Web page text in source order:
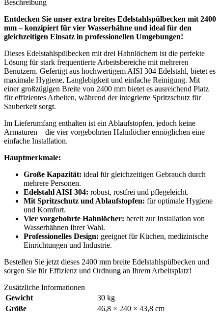
Beschreibung
Entdecken Sie unser extra breites Edelstahlspülbecken mit 2400
mm – konzipiert für vier Wasserhähne und ideal für den
gleichzeitigen Einsatz in professionellen Umgebungen!
Dieses Edelstahlspülbecken mit drei Hahnlöchern ist die perfekte
Lösung für stark frequentierte Arbeitsbereiche mit mehreren
Benutzern. Gefertigt aus hochwertigem AISI 304 Edelstahl, bietet es
maximale Hygiene, Langlebigkeit und einfache Reinigung. Mit
einer großzügigen Breite von 2400 mm bietet es ausreichend Platz
für effizientes Arbeiten, während der integrierte Spritzschutz für
Sauberkeit sorgt.
Im Lieferumfang enthalten ist ein Ablaufstopfen, jedoch keine
Armaturen – die vier vorgebohrten Hahnlöcher ermöglichen eine
einfache Installation.
Hauptmerkmale:
Große Kapazität: ideal für gleichzeitigen Gebrauch durch
mehrere Personen.
Edelstahl AISI 304: robust, rostfrei und pflegeleicht.
Mit Spritzschutz und Ablaufstopfen: für optimale Hygiene
und Komfort.
Vier vorgebohrte Hahnlöcher: bereit zur Installation von
Wasserhähnen Ihrer Wahl.
Professionelles Design: geeignet für Küchen, medizinische
Einrichtungen und Industrie.
Bestellen Sie jetzt dieses 2400 mm breite Edelstahlspülbecken und
sorgen Sie für Effizienz und Ordnung an Ihrem Arbeitsplatz!
Zusätzliche Informationen
Gewicht
30 kg
Größe
46,8 × 240 × 43,8 cm